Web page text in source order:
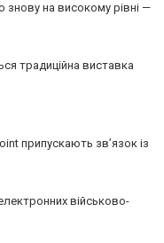
на високому рівні —
традиційна виставка
припускають зв’язок із
військово-